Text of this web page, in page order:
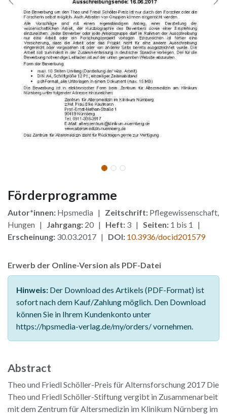
Förderprogramme
Autor*innen: Hpsmedia | Zeitschrift: Pflegewissenschaft,
Hungen | Jahrgang: 20 | Heft: 3 | Seiten: 1 bis 1 |
Erscheinung: 30.03.2017 | DOI: 10.3936/docid201579
Erwerb der Online-Version als PDF-Datei
Hinweis: Der Download des Artikels (PDF-Format) ist
sofort nach dem Kauf/Zahlung möglich. Den Download
können Sie in Ihrem Kundenkonto unter
https://hpsmedia-verlag.de/my/orders/ vornehmen.
Abstract
Theo und Friedl Schöller-Preis für Alternsforschung 2017 Die
Theo und Friedl Schöller-Stiftung vergibt in Zusammenarbeit
mit dem Zentrum für Altersmedizin im Klinikum Nürnberg im